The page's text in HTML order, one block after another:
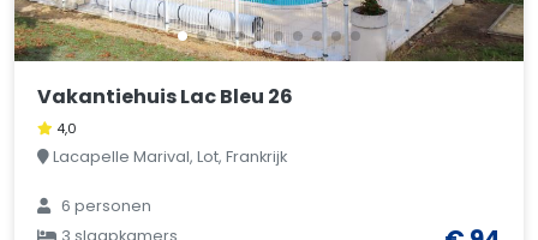
Vakantiehuis Lac Bleu 26
4,0
Lacapelle Marival, Lot, Frankrijk
6 personen
3 slaapkamers